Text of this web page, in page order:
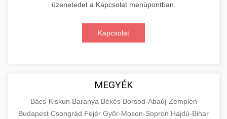
üzenetedet a Kapcsolat menüpontban.
Kapcsolat
MEGYÉK
Bács-Kiskun Baranya Békés Borsod-Abaúj-Zemplén
Budapest Csongrád Fejér Győr-Moson-Sopron Hajdú-Bihar